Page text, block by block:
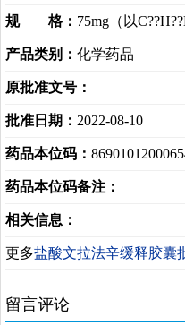
规 格： 75mg（以
产品类别： 化学药品
原批准文号：
批准日期： 2022-08-10
药品本位码：
药品本位码备注：
相关信息：
更多盐酸文拉法辛缓释胶囊
留言评论